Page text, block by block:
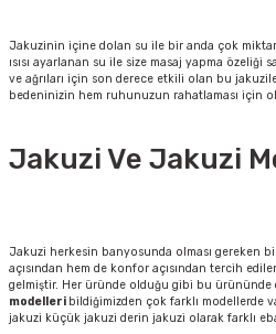
Jakuzinin içine dolan su ile bir anda çok
ısısı ayarlanan su ile size masaj yapma özeliği
ve ağrıları için son derece etkili olan bu
bedeninizin hem ruhunuzun rahatlaması için
Jakuzi Ve Jakuzi
Jakuzi herkesin banyosunda olması gereken
açısından hem de konfor açısından tercih
gelmiştir. Her üründe olduğu gibi bu ürününde
modelleri bildiğimizden çok farklı modellerde
jakuzi küçük jakuzi derin jakuzi olarak farklı